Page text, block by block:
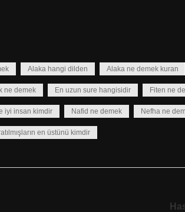
Alaka hangi dilden Alaka ne demek kuran
ne demek En uzun sure hangisidir Fiten ne
iyi insan kimdir Nafid ne demek Nefha ne
en üstünü kimdir